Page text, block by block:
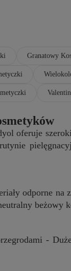
Granatowy
oferuje
odporne na
beżowy
-